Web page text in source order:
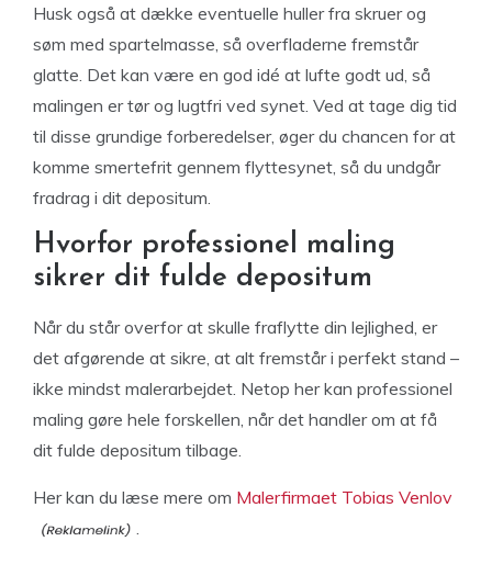
Husk også at dække eventuelle huller fra skruer og
søm med spartelmasse, så overfladerne fremstår
glatte. Det kan være en god idé at lufte godt ud, så
malingen er tør og lugtfri ved synet. Ved at tage dig tid
til disse grundige forberedelser, øger du chancen for at
komme smertefrit gennem flyttesynet, så du undgår
fradrag i dit depositum.
Hvorfor professionel maling
sikrer dit fulde depositum
Når du står overfor at skulle fraflytte din lejlighed, er
det afgørende at sikre, at alt fremstår i perfekt stand –
ikke mindst malerarbejdet. Netop her kan professionel
maling gøre hele forskellen, når det handler om at få
dit fulde depositum tilbage.
Her kan du læse mere om Malerfirmaet Tobias Venlov